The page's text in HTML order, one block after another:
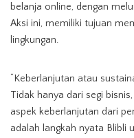
belanja online, dengan
Aksi ini, memiliki tujuan
lingkungan.
“Keberlanjutan atau
Tidak hanya dari segi
aspek keberlanjutan dari
adalah langkah nyata Blibli